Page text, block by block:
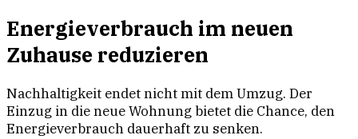
Energieverbrauch im neuen
Zuhause reduzieren
Nachhaltigkeit endet nicht mit dem Umzug. Der
Einzug in die neue Wohnung bietet die Chance, den
Energieverbrauch dauerhaft zu senken.